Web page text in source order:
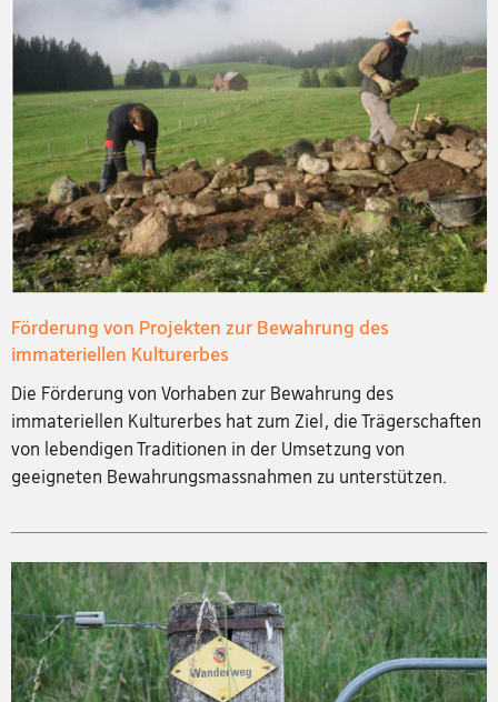
Förderung von Projekten zur Bewahrung des
immateriellen Kulturerbes
Die Förderung von Vorhaben zur Bewahrung des
immateriellen Kulturerbes hat zum Ziel, die Trägerschaften
von lebendigen Traditionen in der Umsetzung von
geeigneten Bewahrungsmassnahmen zu unterstützen.